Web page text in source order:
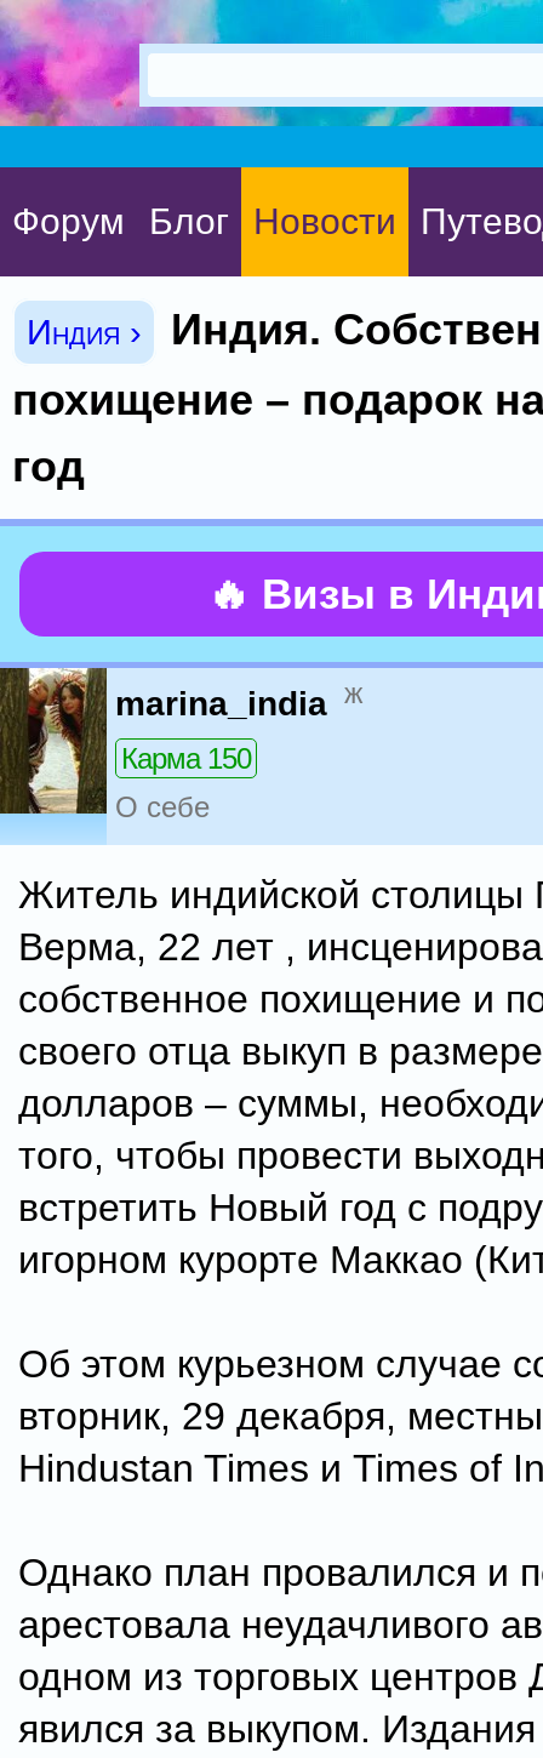
Форум Блог Новости
Индия ›
Индия.
похищение – подарок
год
🔥 Визы в
marina_india ж
Карма 150
О себе
Житель индийской столицы
Верма, 22 лет ,
собственное похищение и
своего отца выкуп в
долларов – суммы,
того, чтобы провести
встретить Новый год с
игорном курорте Маккао
Об этом курьезном случае
вторник, 29 декабря,
Hindustan Times и Times of
Однако план провалился и
арестовала неудачливого
одном из торговых центров
явился за выкупом.